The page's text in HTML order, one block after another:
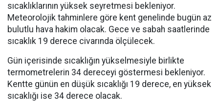
sıcaklıklarının yüksek seyretmesi bekleniyor.
Meteorolojik tahminlere göre kent genelinde bugün az
bulutlu hava hakim olacak. Gece ve sabah saatlerinde
sıcaklık 19 derece civarında ölçülecek.
Gün içerisinde sıcaklığın yükselmesiyle birlikte
termometrelerin 34 dereceyi göstermesi bekleniyor.
Kentte günün en düşük sıcaklığı 19 derece, en yüksek
sıcaklığı ise 34 derece olacak.